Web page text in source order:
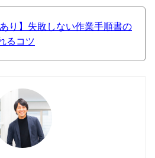
あり】失敗しない作業手順書の
るコツ